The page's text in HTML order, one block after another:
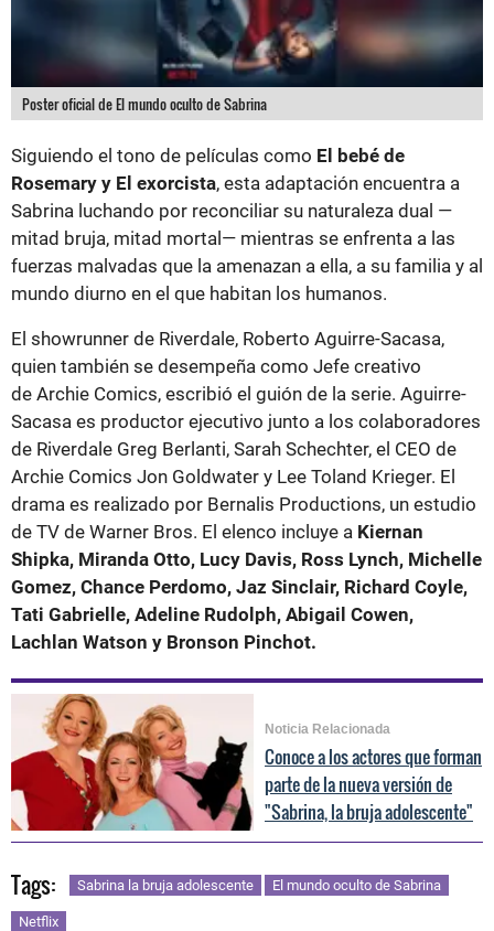
Poster oficial de El mundo oculto de Sabrina
Siguiendo el tono de películas como El bebé de
Rosemary y El exorcista, esta adaptación encuentra a
Sabrina luchando por reconciliar su naturaleza dual —
mitad bruja, mitad mortal— mientras se enfrenta a las
fuerzas malvadas que la amenazan a ella, a su familia y al
mundo diurno en el que habitan los humanos.
El showrunner de Riverdale, Roberto Aguirre-Sacasa,
quien también se desempeña como Jefe creativo
de Archie Comics, escribió el guión de la serie. Aguirre-
Sacasa es productor ejecutivo junto a los colaboradores
de Riverdale Greg Berlanti, Sarah Schechter, el CEO de
Archie Comics Jon Goldwater y Lee Toland Krieger. El
drama es realizado por Bernalis Productions, un estudio
de TV de Warner Bros. El elenco incluye a Kiernan
Shipka, Miranda Otto, Lucy Davis, Ross Lynch, Michelle
Gomez, Chance Perdomo, Jaz Sinclair, Richard Coyle,
Tati Gabrielle, Adeline Rudolph, Abigail Cowen,
Lachlan Watson y Bronson Pinchot.
Noticia Relacionada
Conoce a los actores que forman
parte de la nueva versión de
"Sabrina, la bruja adolescente"
Tags: Sabrina la bruja adolescente El mundo oculto de Sabrina
Netflix